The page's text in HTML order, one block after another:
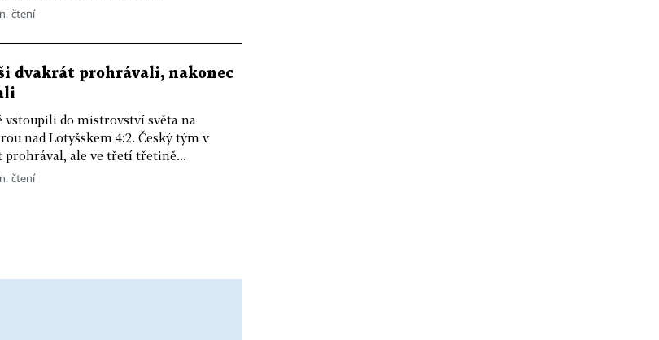
čtení
dvakrát prohrávali, nakonec
vstoupili do mistrovství světa na
nad Lotyšskem 4:2. Český tým v
prohrával, ale ve třetí třetině...
čtení